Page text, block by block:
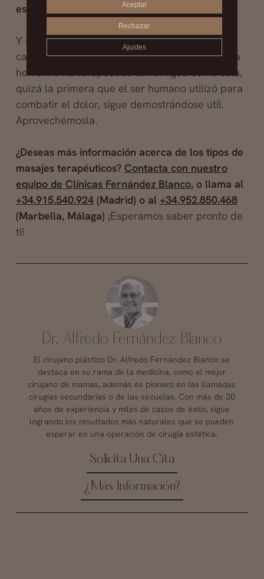
está reñida con el disfrute.
Y son prueba de algo más: introduciendo los
cambios que la ciencia aconseja y permite, una
herramienta terapéutica tan antigua como esta,
quizá la primera que el ser humano utilizó para
combatir el dolor, sigue demostrándose útil.
Aprovechémosla.
¿Deseas más información acerca de los tipos de
masajes terapéuticos? Contacta con nuestro
equipo de Clínicas Fernández Blanco, o llama al
+34.915.540.924(Madrid) o al +34.952.850.468
(Marbella, Málaga) ¡Esperamos saber pronto de
ti!
Dr. Alfredo Fernández Blanco
El cirujano plástico Dr. Alfredo Fernández Blanco se
destaca en su rama de la medicina, como el mejor
cirujano de mamas, además es pionero en las llamadas
cirugías secundarias o de las secuelas. Con más de 30
años de experiencia y miles de casos de éxito, sigue
logrando los resultados más naturales que se pueden
esperar en una operación de cirugía estética.
Solicita Una Cita
¿Más Información?
Aceptar
Rechazar
Ajustes